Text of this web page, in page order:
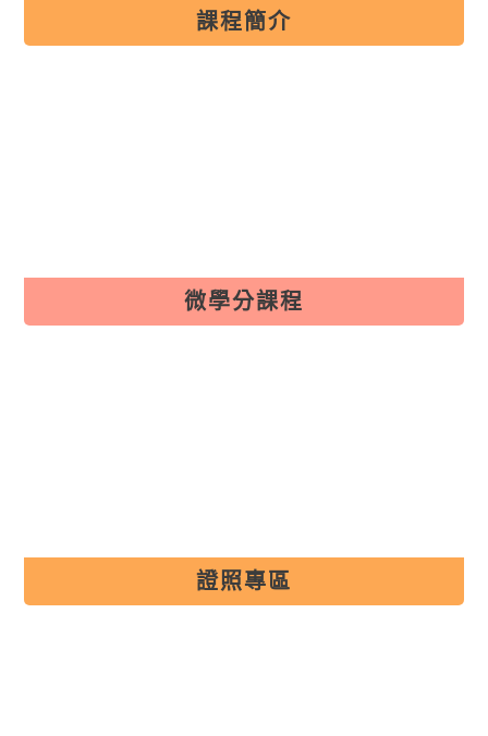
課程簡介
課程簡介
微學分課程
微學分課程
證照專區
證照專區